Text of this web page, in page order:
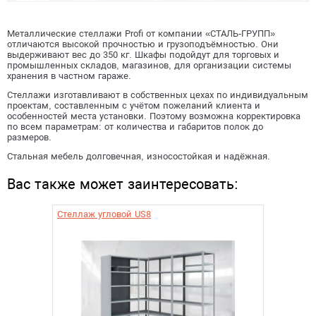
Металлические стеллажи Profi от компании «СТАЛЬ-ГРУПП»
отличаются высокой прочностью и грузоподъёмностью. Они
выдерживают вес до 350 кг. Шкафы подойдут для торговых и
промышленных складов, магазинов, для организации системы
хранения в частном гараже.
Стеллажи изготавливают в собственных цехах по индивидуальным
проектам, составленным с учётом пожеланий клиента и
особенностей места установки. Поэтому возможна корректировка
по всем параметрам: от количества и габаритов полок до
размеров.
Стальная мебель долговечная, износостойкая и надёжная.
Вас также может заинтересовать:
Стеллаж угловой US8